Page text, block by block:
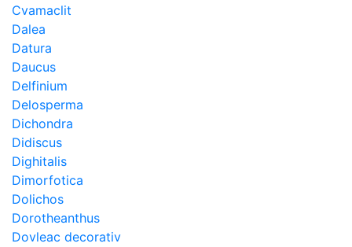
Cvamaclit
Dalea
Datura
Daucus
Delfinium
Delosperma
Dichondra
Didiscus
Dighitalis
Dimorfotica
Dolichos
Dorotheanthus
Dovleac decorativ